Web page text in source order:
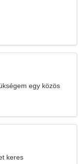
egy közös
keres